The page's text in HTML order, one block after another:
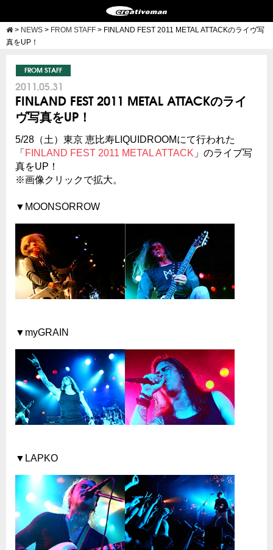
> NEWS > FROM STAFF > FINLAND FEST 2011 METAL ATTACKのライヴ写
真をUP！
FROM STAFF
2011.05.31
FINLAND FEST 2011 METAL ATTACKのライ
ヴ写真をUP！
5/28（土）東京 恵比寿LIQUIDROOMにて行われた
「 FINLAND FEST 2011 METAL ATTACK 」のライブ写
真をUP！
※画像クリックで拡大。
▼MOONSORROW
▼myGRAIN
▼LAPKO